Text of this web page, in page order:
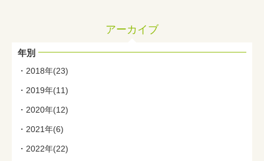
アーカイブ
年別
2018年(23)
2019年(11)
2020年(12)
2021年(6)
2022年(22)